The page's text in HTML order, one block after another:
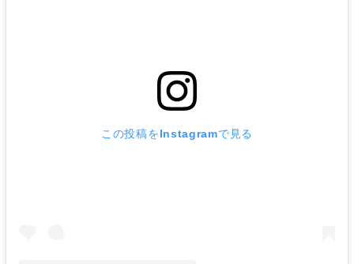
この投稿をInstagramで見る